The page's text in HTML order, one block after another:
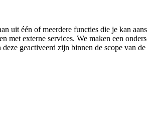
uit één of meerdere functies die je kan
met externe services. We maken een
geactiveerd zijn binnen de scope van